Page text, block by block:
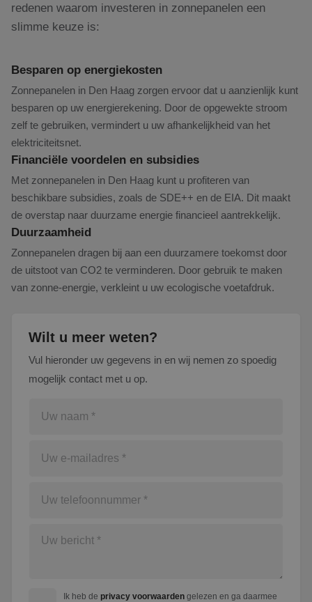
redenen waarom investeren in zonnepanelen een
slimme keuze is:
Besparen op energiekosten
Zonnepanelen in Den Haag zorgen ervoor dat u aanzienlijk kunt
besparen op uw energierekening. Door de opgewekte stroom
zelf te gebruiken, vermindert u uw afhankelijkheid van het
elektriciteitsnet.
Financiële voordelen en subsidies
Met zonnepanelen in Den Haag kunt u profiteren van
beschikbare subsidies, zoals de SDE++ en de EIA. Dit maakt
de overstap naar duurzame energie financieel aantrekkelijk.
Duurzaamheid
Zonnepanelen dragen bij aan een duurzamere toekomst door
de uitstoot van CO2 te verminderen. Door gebruik te maken
van zonne-energie, verkleint u uw ecologische voetafdruk.
Wilt u meer weten?
Vul hieronder uw gegevens in en wij nemen zo spoedig
mogelijk contact met u op.
Ik heb de privacy voorwaarden gelezen en ga daarmee